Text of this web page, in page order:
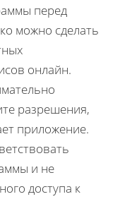
перед
можно сделать
онлайн.
разрешения,
приложение.
и не
доступа к